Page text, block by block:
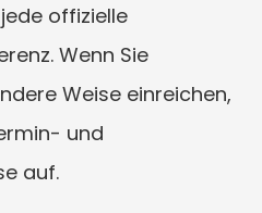
offizielle
Wenn Sie
Weise einreichen,
und
auf.